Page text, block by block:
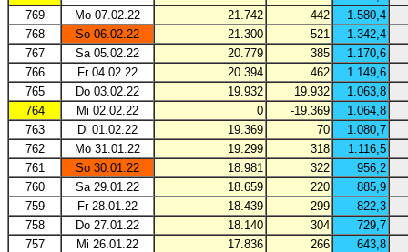
769
Mo 07.02.22 21.742 442
1.580,4
768
So 06.02.22 21.300 521
1.342,4
767
Sa 05.02.22 20.779 385
1.170,6
766
Fr 04.02.22 20.394 462
1.149,6
765
Do 03.02.22 19.932 19.932
1.063,8
764
Mi 02.02.22 0 -19.369
1.064,8
763
Di 01.02.22 19.369 70
1.080,7
762
Mo 31.01.22 19.299 318
1.116,5
761
So 30.01.22 18.981 322
956,2
760
Sa 29.01.22 18.659 220
885,9
759
Fr 28.01.22 18.439 299
822,3
758
Do 27.01.22 18.140 304
729,7
757
Mi 26.01.22 17.836 266
643,8